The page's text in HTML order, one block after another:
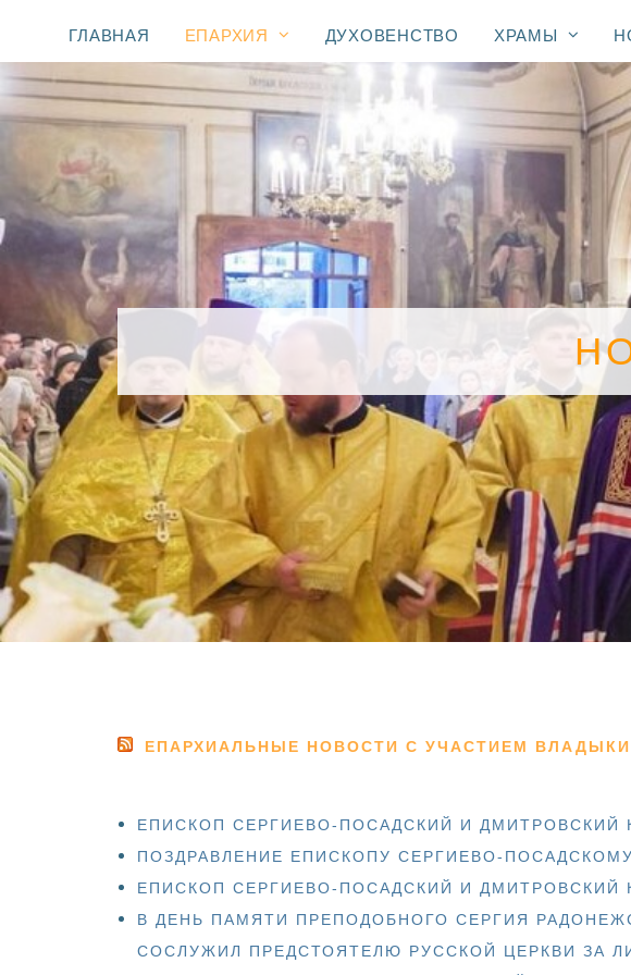
ГЛАВНАЯ ЕПАРХИЯ ДУХОВЕНСТВО ХРАМЫ
ЕПАРХИАЛЬНЫЕ НОВОСТИ С УЧАСТИЕМ ВЛАДЫКИ
ЕПИСКОП СЕРГИЕВО-ПОСАДСКИЙ И
ПОЗДРАВЛЕНИЕ ЕПИСКОПУ СЕРГИЕВО-
ЕПИСКОП СЕРГИЕВО-ПОСАДСКИЙ И ДМИТРОВСКИЙ
В ДЕНЬ ПАМЯТИ ПРЕПОДОБНОГО СЕРГИЯ
СОСЛУЖИЛ ПРЕДСТОЯТЕЛЮ РУССКОЙ ЦЕРКВИ ЗА